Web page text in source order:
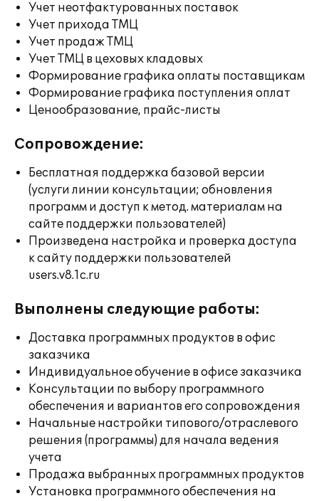
Учет неотфактурованных поставок
Учет прихода ТМЦ
Учет продаж ТМЦ
Учет ТМЦ в цеховых кладовых
Формирование графика оплаты поставщикам
Формирование графика поступления оплат
Ценообразование, прайс-листы
Сопровождение:
Бесплатная поддержка базовой версии
(услуги линии консультации; обновления
программ и доступ к метод. материалам на
сайте поддержки пользователей)
Произведена настройка и проверка доступа
к сайту поддержки пользователей
users.v8.1c.ru
Выполнены следующие работы:
Доставка программных продуктов в офис
заказчика
Индивидуальное обучение в офисе заказчика
Консультации по выбору программного
обеспечения и вариантов его сопровождения
Начальные настройки типового/отраслевого
решения (программы) для начала ведения
учета
Продажа выбранных программных продуктов
Установка программного обеспечения на